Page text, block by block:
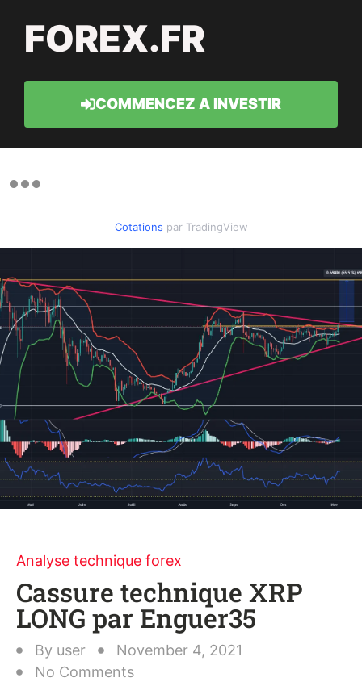
FOREX.FR
COMMENCEZ A INVESTIR
Cotations par TradingView
Analyse technique forex
Cassure technique XRP
LONG par Enguer35
By user
November 4, 2021
No Comments